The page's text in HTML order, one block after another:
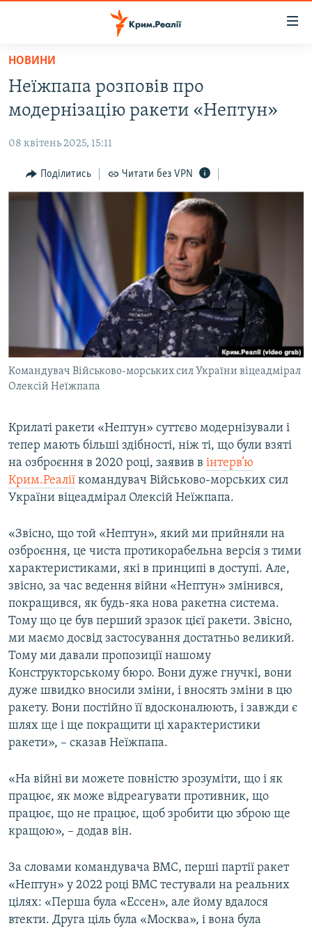
Перейти
основного
матеріалу
до
навігації
Перейти
пошуку
ВІДЕО ТА ФОТО
ПОЛІТИКА
БЛОГИ
ПОГЛЯД
ІНТЕРВ'Ю
ВСЕ ЗА ДЕНЬ
СПЕЦПРОЕКТИ
ДЕПОРТАЦІЯ
ВІДЕОУРОКИ «ELIFBE»
СВІДЧЕННЯ ОКУПАЦІЇ
УКРАЇНСЬКА ПРОБЛЕМА КРИМУ
ЯК ОБІЙТИ БЛОКУВАННЯ
Qırımtatar
Усі сайти RFE/RL
НОВИНИ
Неїжпапа розповів про
модернізацію ракети «Нептун»
08 квітень 2025, 15:11
Поділитись Читати без VPN
Командувач Військово-морських сил України віцеадмірал
Олексій Неїжпапа
Крилаті ракети «Нептун» суттєво модернізували і
тепер мають більші здібності, ніж ті, що були взяті
на озброєння в 2020 році, заявив в інтерв’ю
Крим.Реалії командувач Військово-морських сил
України віцеадмірал Олексій Неїжпапа.
«Звісно, що той «Нептун», який ми прийняли на
озброєння, це чиста протикорабельна версія з тими
характеристиками, які в принципі в доступі. Але,
звісно, за час ведення війни «Нептун» змінився,
покращився, як будь-яка нова ракетна система.
Тому що це був перший зразок цієї ракети. Звісно,
ми маємо досвід застосування достатньо великий.
Тому ми давали пропозиції нашому
Конструкторському бюро. Вони дуже гнучкі, вони
дуже швидко вносили зміни, і вносять зміни в цю
ракету. Вони постійно її вдосконалюють, і завжди є
шлях ще і ще покращити ці характеристики
ракети», – сказав Неїжпапа.
«На війні ви можете повністю зрозуміти, що і як
працює, як може відреагувати противник, що
працює, що не працює, щоб зробити цю зброю ще
кращою», – додав він.
За словами командувача ВМС, перші партії ракет
«Нептун» у 2022 році ВМС тестували на реальних
цілях: «Перша була «Ессен», але йому вдалося
втекти. Друга ціль була «Москва», і вона була